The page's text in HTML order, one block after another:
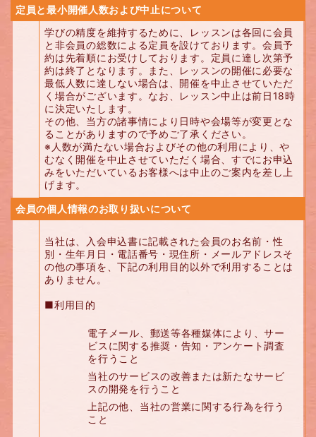
定員と最小開催人数および中止について
学びの精度を維持するために、レッスンは各回に会員
と非会員の総数による定員を設けております。会員予
約は先着順にお受けしております。定員に達し次第予
約は終了となります。また、レッスンの開催に必要な
最低人数に達しない場合は、開催を中止させていただ
く場合がございます。なお、レッスン中止は前日18時
に決定いたします。
その他、当方の諸事情により日時や会場等が変更とな
ることがありますので予めご了承ください。
※人数が満たない場合およびその他の利用により、や
むなく開催を中止させていただく場合、すでにお申込
みをいただいているお客様へは中止のご案内を差し上
げます。
会員の個人情報のお取り扱いについて
当社は、入会申込書に記載された会員のお名前・性
別・生年月日・電話番号・現住所・メールアドレスそ
の他の事項を、下記の利用目的以外で利用することは
ありません。
■利用目的
電子メール、郵送等各種媒体により、サー
ビスに関する推奨・告知・アンケート調査
を行うこと
当社のサービスの改善または新たなサービ
スの開発を行うこと
上記の他、当社の営業に関する行為を行う
こと